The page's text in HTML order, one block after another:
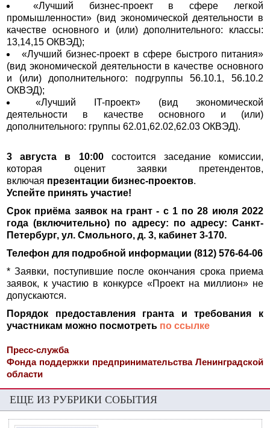
«Лучший бизнес-проект в сфере легкой
промышленности» (вид экономической деятельности в
качестве основного и (или) дополнительного: классы:
13,14,15 ОКВЭД);
«Лучший бизнес-проект в сфере быстрого питания»
(вид экономической деятельности в качестве основного
и (или) дополнительного: подгруппы 56.10.1, 56.10.2
ОКВЭД);
«Лучший IT-проект» (вид экономической
деятельности в качестве основного и (или)
дополнительного: группы 62.01,62.02,62.03 ОКВЭД).
3 августа в 10:00состоится заседание комиссии,
которая оценит заявки претендентов,
включая презентации бизнес-проектов.
Успейте принять участие!
Срок приёма заявок на грант - с 1 по 28 июля 2022
года (включительно) по адресу: по адресу: Санкт-
Петербург, ул. Смольного, д. 3, кабинет 3-170.
Телефон для подробной информации (812) 576-64-06
* Заявки, поступившие после окончания срока приема
заявок, к участию в конкурсе «Проект на миллион» не
допускаются.
Порядок предоставления гранта и требования к
участникам можно посмотреть по ссылке
Пресс-служба
Фонда поддержки предпринимательства Ленинградской
области
ЕЩЕ ИЗ РУБРИКИ СОБЫТИЯ